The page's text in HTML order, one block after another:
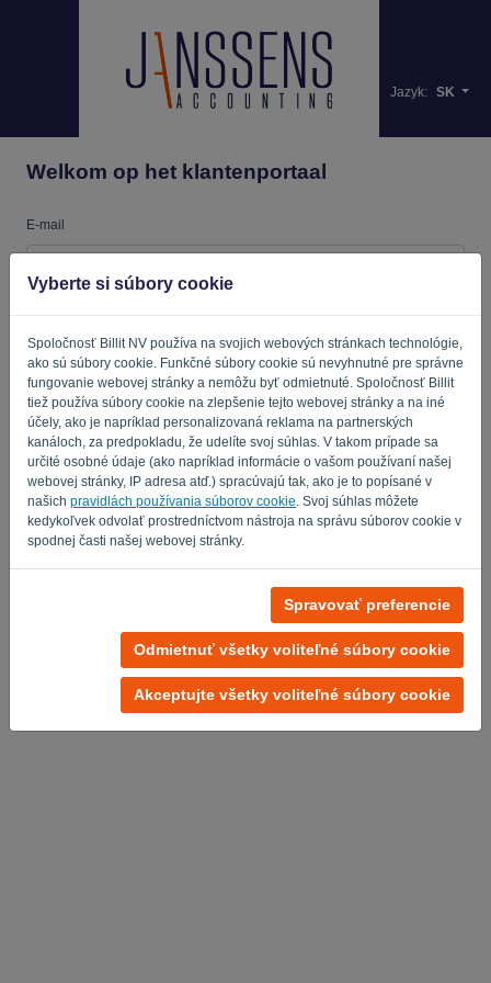
Vyberte si súbory cookie
Spoločnosť Billit NV používa na svojich webových stránkach technológie,
ako sú súbory cookie. Funkčné súbory cookie sú nevyhnutné pre správne
fungovanie webovej stránky a nemôžu byť odmietnuté. Spoločnosť Billit
tiež používa súbory cookie na zlepšenie tejto webovej stránky a na iné
účely, ako je napríklad personalizovaná reklama na partnerských
kanáloch, za predpokladu, že udelíte svoj súhlas. V takom prípade sa
určité osobné údaje (ako napríklad informácie o vašom používaní našej
webovej stránky, IP adresa atď.) spracúvajú tak, ako je to popísané v
našich pravidlách používania súborov cookie . Svoj súhlas môžete
kedykoľvek odvolať prostredníctvom nástroja na správu súborov cookie v
spodnej časti našej webovej stránky.
Spravovať preferencie
Odmietnuť všetky voliteľné súbory cookie
Akceptujte všetky voliteľné súbory cookie
Jazyk: SK
Welkom op het klantenportaal
E-mail
Pripomínajte mi Zabudnuté heslo?
PRIHLÁSIŤ SA
Obchodné podmienky